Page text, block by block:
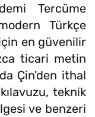
Tercüme
Türkçe
en güvenilir
ticari metin
Çin'den ithal
teknik
ve benzeri